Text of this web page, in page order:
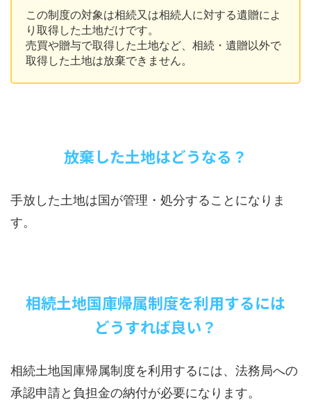
この制度の対象は相続又は相続人に対する遺贈によ
り取得した土地だけです。
売買や贈与で取得した土地など、相続・遺贈以外で
取得した土地は放棄できません。
放棄した土地はどうなる？
手放した土地は国が管理・処分することになりま
す。
相続土地国庫帰属制度を利用するには
どうすれば良い？
相続土地国庫帰属制度を利用するには、法務局への
承認申請と負担金の納付が必要になります。